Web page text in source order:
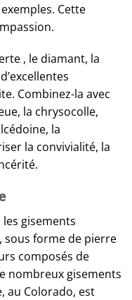
Cette
, le diamant, la
Combinez-la avec
la chrysocolle,
la
la convivialité, la
gisements
sous forme de pierre
composés de
nombreux gisements
au Colorado, est